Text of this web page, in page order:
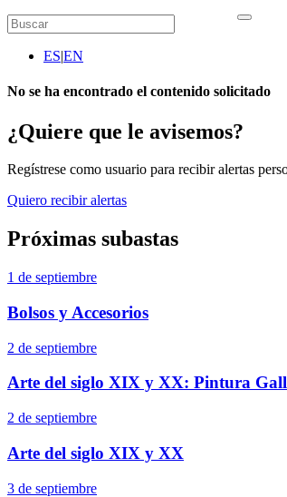
ES|EN
No se ha encontrado el contenido solicitado
¿Quiere que le avisemos?
Regístrese como usuario para recibir alertas
Quiero recibir alertas
Próximas subastas
1 de septiembre
Bolsos y Accesorios
2 de septiembre
Arte del siglo XIX y XX: Pintura
2 de septiembre
Arte del siglo XIX y XX
3 de septiembre